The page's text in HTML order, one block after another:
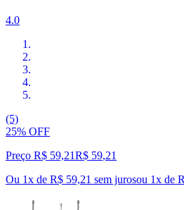
4.0
(5)
25% OFF
Preço R$ 59,21R$ 59,21
Ou 1x de R$ 59,21 sem jurosou 1x de